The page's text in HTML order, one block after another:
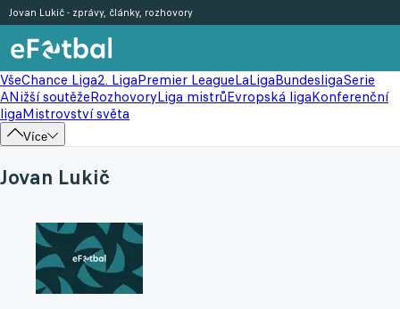
VšeChance Liga2. LigaPremier LeagueLaLigaBundesligaSerie
ANižší soutěžeRozhovoryLiga mistrůEvropská ligaKonferenční
ligaMistrovství světa
Více
Jovan Lukič - zprávy, články, rozhovory
Jovan Lukič